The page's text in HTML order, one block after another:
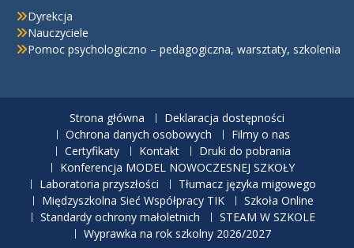
Dyrekcja
Nauczyciele
Pomoc psychologiczno – pedagogiczna, warsztaty, szkolenia
Strona główna
Deklaracja dostępności
Ochrona danych osobowych
Filmy o nas
Certyfikaty
Kontakt
Druki do pobrania
Konferencja MODEL NOWOCZESNEJ SZKOŁY
Laboratoria przyszłości
Tłumacz języka migowego
Międzyszkolna Sieć Współpracy TIK
Szkoła Online
Standardy ochrony małoletnich
STEAM W SZKOLE
Wyprawka na rok szkolny 2026/2027